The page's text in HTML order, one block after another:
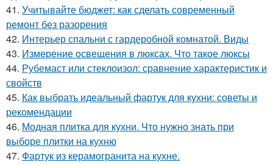
41. Учитывайте бюджет: как сделать современный
ремонт без разорения
42. Интерьер спальни с гардеробной комнатой. Виды
43. Измерение освещения в люксах. Что такое люксы
44. Рубемаст или стеклоизол: сравнение характеристик и
свойств
45. Как выбрать идеальный фартук для кухни: советы и
рекомендации
46. Модная плитка для кухни. Что нужно знать при
выборе плитки на кухню
47. Фартук из керамогранита на кухне.